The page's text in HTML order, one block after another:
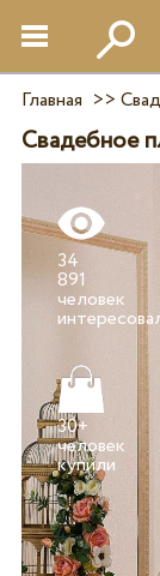
Главная >>
Свадебное
34
891
человек
30+
человек